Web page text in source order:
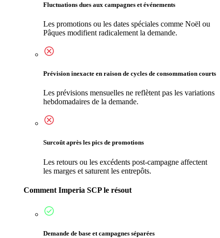
Fluctuations dues aux campagnes et événements
Les promotions ou les dates spéciales comme Noël ou
Pâques modifient radicalement la demande.
Prévision inexacte en raison de cycles de consommation courts
Les prévisions mensuelles ne reflètent pas les variations
hebdomadaires de la demande.
Surcoût après les pics de promotions
Les retours ou les excédents post-campagne affectent
les marges et saturent les entrepôts.
Comment Imperia SCP le résout
Demande de base et campagnes séparées